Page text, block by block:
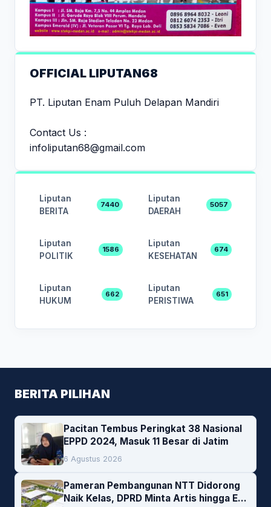
OFFICIAL LIPUTAN68
PT. Liputan Enam Puluh Delapan Mandiri
Contact Us :
infoliputan68@gmail.com
Liputan
BERITA
7440
Liputan
DAERAH
5057
Liputan
POLITIK
1586
Liputan
KESEHATAN
674
Liputan
HUKUM
662
Liputan
PERISTIWA
651
BERITA PILIHAN
Pacitan Tembus Peringkat 38 Nasional
EPPD 2024, Masuk 11 Besar di Jatim
6 Agustus 2026
Pameran Pembangunan NTT Didorong
Naik Kelas, DPRD Minta Artis hingga EO